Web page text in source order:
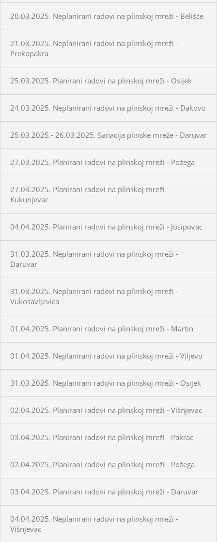
20.03.2025. Neplanirani radovi na plinskoj mreži - Belišće
21.03.2025. Neplanirani radovi na plinskoj mreži -
Prekopakra
25.03.2025. Planirani radovi na plinskoj mreži - Osijek
24.03.2025. Neplanirani radovi na plinskoj mreži - Đakovo
25.03.2025.- 26.03.2025. Sanacija plinske mreže - Daruvar
27.03.2025. Planirani radovi na plinskoj mreži - Požega
27.03.2025. Planirani radovi na plinskoj mreži -
Kukunjevac
04.04.2025. Planirani radovi na plinskoj mreži - Josipovac
31.03.2025. Neplanirani radovi na plinskoj mreži -
Daruvar
31.03.2025. Neplanirani radovi na plinskoj mreži -
Vukosavljevica
01.04.2025. Planirani radovi na plinskoj mreži - Martin
01.04.2025. Neplanirani radovi na plinskoj mreži - Viljevo
31.03.2025. Neplanirani radovi na plinskoj mreži - Osijek
02.04.2025. Planirani radovi na plinskoj mreži - Višnjevac
03.04.2025. Planirani radovi na plinskoj mreži - Pakrac
02.04.2025. Planirani radovi na plinskoj mreži - Požega
03.04.2025. Planirani radovi na plinskoj mreži - Daruvar
04.04.2025. Neplanirani radovi na plinskoj mreži -
Višnjevac